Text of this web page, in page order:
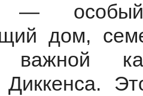
—
дом,
важной